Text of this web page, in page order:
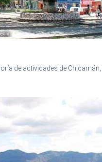
de actividades de